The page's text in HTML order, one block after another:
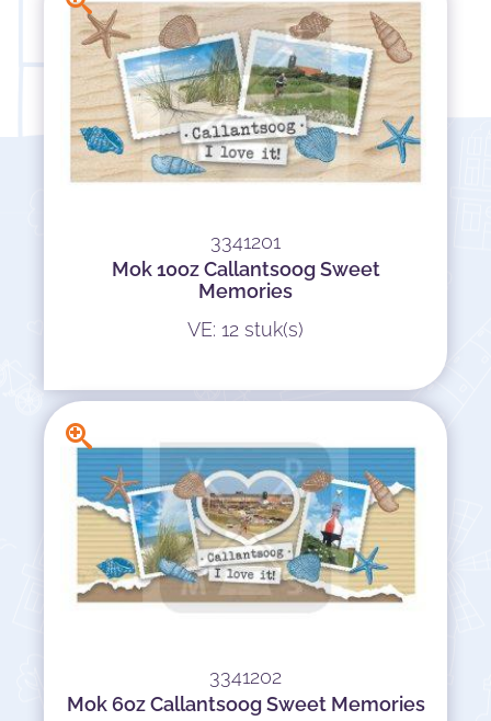
3341201
Mok 10oz Callantsoog Sweet
Memories
VE: 12 stuk(s)
3341202
Mok 6oz Callantsoog Sweet Memories